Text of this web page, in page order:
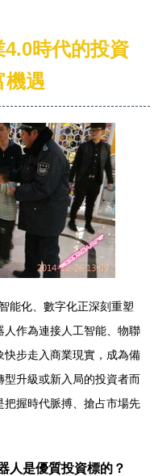
時代的投資
機遇
能化、數字化正深刻重塑
作為連接人工智能、物聯
步走入商業現實，成為備
升級或新入局的投資者而
握時代脈搏、搶占市場先
人是優質投資標的？